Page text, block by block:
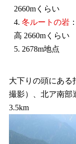
2660mくらい
4. 冬ルートの岩
高 2660mくらい
5. 2678m地点
大下りの頭にある
撮影）、北ア南部
3.5km